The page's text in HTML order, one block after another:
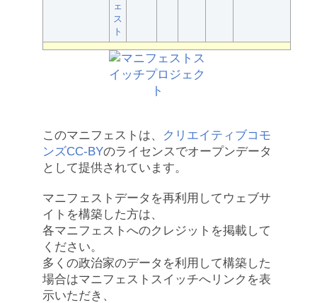
ェ
ス
ト
このマニフェストは、
クリエイティブコモ
ンズCC-BYのライセンスでオープンデータ
として提供されています。
マニフェストデータを再利用してウェブサ
イトを構築した方は、
各マニフェストへのクレジットを掲載して
ください。
多くの政治家のデータを利用して構築した
場合はマニフェストスイッチへリンクを表
示いただき、